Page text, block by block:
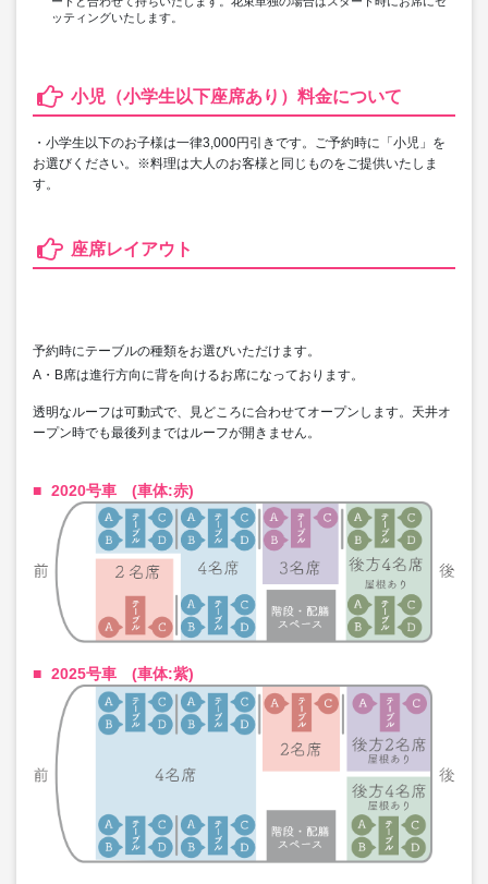
ッティングいたします。
小児（小学生以下座席あり）料金について
・小学生以下のお子様は一律3,000円引きです。ご予約時に「小児」を
お選びください。※料理は大人のお客様と同じものをご提供いたしま
す。
座席レイアウト
予約時にテーブルの種類をお選びいただけます。
A・B席は進行方向に背を向けるお席になっております。
透明なルーフは可動式で、見どころに合わせてオープンします。天井オ
ープン時でも最後列まではルーフが開きません。
2020号車 (車体:赤)
2025号車 (車体:紫)